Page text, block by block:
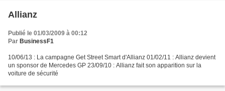
Allianz
Publié le 01/03/2009 à 00:12
Par BusinessF1
10/06/13 : La campagne Get Street Smart d'Allianz 01/02/11 : Allianz devient
un sponsor de Mercedes GP 23/09/10 : Allianz fait son apparition sur la
voiture de sécurité